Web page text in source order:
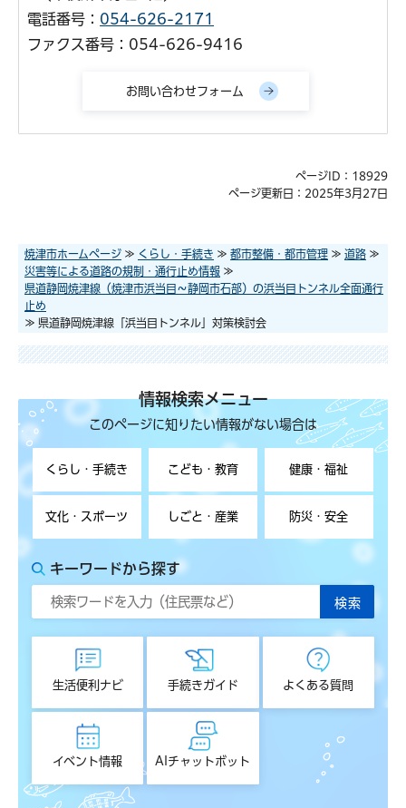
電話番号： 054-626-2171
ファクス番号：054-626-9416
ページID：18929
ページ更新日：2025年3月27日
焼津市ホームページ ≫ くらし・手続き ≫ 都市整備・都市管理 ≫ 道路 ≫
災害等による道路の規制・通行止め情報 ≫
県道静岡焼津線（焼津市浜当目～静岡市石部）の浜当目トンネル全面通行
止め
≫ 県道静岡焼津線「浜当目トンネル」対策検討会
情報検索メニュー
このページに知りたい情報がない場合は
くらし・手続き こども・教育 健康・福祉
文化・スポーツ しごと・産業 防災・安全
キーワードから探す
生活便利ナビ 手続きガイド よくある質問
イベント情報 AIチャットボット